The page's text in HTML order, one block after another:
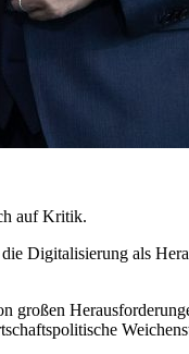
auf Kritik.
Digitalisierung als
großen